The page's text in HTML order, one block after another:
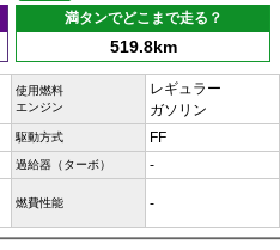
満タンでどこまで走る？
519.8km
使用燃料
エンジン
レギュラー
ガソリン
駆動方式 FF
過給器（ターボ） -
燃費性能 -